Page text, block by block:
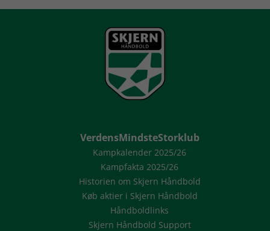
VerdensMindsteStorklub
Kampkalender 2025/26
Kampfakta 2025/26
Historien om Skjern Håndbold
Køb aktier i Skjern Håndbold
Håndboldlinks
Skjern Håndbold Support